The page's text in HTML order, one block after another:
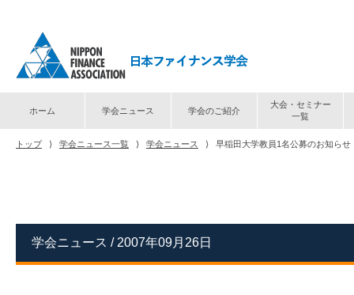
ホーム 学会ニュース 学会のご紹介
大会・セミナー
一覧
トップ ⟩ 学会ニュース一覧 ⟩ 学会ニュース ⟩ 早稲田大学教員1名公募のお知らせ
学会ニュース / 2007年09月26日